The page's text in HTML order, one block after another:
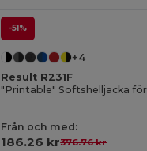
-51%
+4
Result R231F
"Printable" Softshelljacka
Från och med:
186.26 kr376.76 kr